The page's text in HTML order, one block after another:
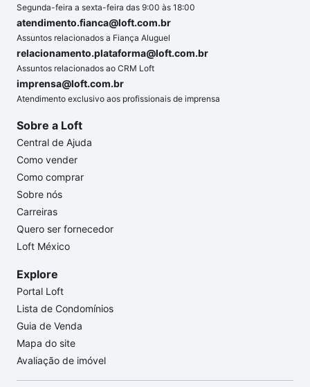
Segunda-feira a sexta-feira das 9:00 às 18:00
atendimento.fianca@loft.com.br
Assuntos relacionados a Fiança Aluguel
relacionamento.plataforma@loft.com.br
Assuntos relacionados ao CRM Loft
imprensa@loft.com.br
Atendimento exclusivo aos profissionais de imprensa
Sobre a Loft
Central de Ajuda
Como vender
Como comprar
Sobre nós
Carreiras
Quero ser fornecedor
Loft México
Explore
Portal Loft
Lista de Condomínios
Guia de Venda
Mapa do site
Avaliação de imóvel